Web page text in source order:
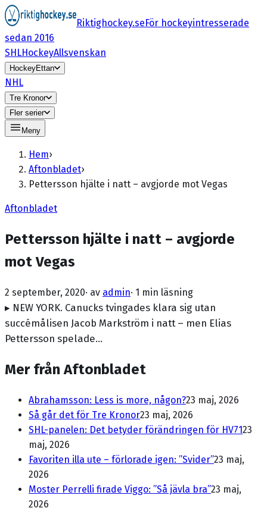
Riktighockey.seFör hockeyintresserade
sedan 2016
SHLHockeyAllsvenskan
HockeyEttan
NHL
Tre Kronor
Fler serier
Meny
Hem›
Aftonbladet›
Pettersson hjälte i natt – avgjorde mot Vegas
Aftonbladet
Pettersson hjälte i natt – avgjorde
mot Vegas
2 september, 2020· av admin· 1 min läsning
▸ NEW YORK. Canucks tvingades klara sig utan
succémålisen Jacob Markström i natt – men Elias
Pettersson spelade…
Mer från Aftonbladet
Abrahamsson: Less is more, någon?23 maj, 2026
Så går det för Tre Kronor23 maj, 2026
SHL-panelen: Det betyder förändringen för HV7123
maj, 2026
Favoriten illa ute – förlorade igen: ”Svider”23 maj,
2026
Moster Perrelli firade Viggo: ”Så jävla bra”23 maj,
2026